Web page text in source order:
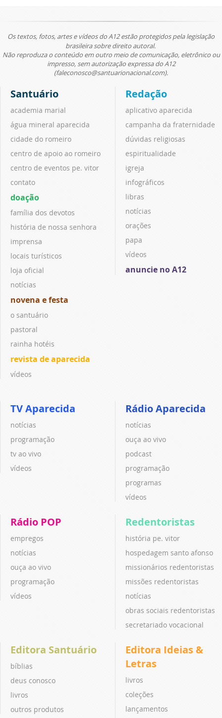
Os textos, fotos, artes e vídeos do A12 estão protegidos pela legislação
brasileira sobre direito autoral.
Não reproduza o conteúdo em outro meio de comunicação, eletrônico ou
impresso, sem autorização expressa do A12
(faleconosco@santuarionacional.com).
Santuário
academia marial
água mineral aparecida
cidade do romeiro
centro de apoio ao romeiro
centro de eventos pe. vitor
contato
doação
família dos devotos
história de nossa senhora
imprensa
locais turísticos
loja oficial
notícias
novena e festa
o santuário
pastoral
rainha hotéis
revista de aparecida
vídeos
Redação
aplicativo aparecida
campanha da fraternidade
dúvidas religiosas
espiritualidade
igreja
infográficos
libras
notícias
orações
papa
vídeos
anuncie no A12
TV Aparecida
notícias
programação
tv ao vivo
vídeos
Rádio Aparecida
notícias
ouça ao vivo
podcast
programação
programas
vídeos
Rádio POP
empregos
notícias
ouça ao vivo
programação
vídeos
Redentoristas
história pe. vitor
hospedagem santo afonso
missionários redentoristas
missões redentoristas
notícias
obras sociais redentoristas
secretariado vocacional
Editora Santuário
bíblias
deus conosco
livros
outros produtos
Editora Ideias &
Letras
livros
coleções
lançamentos